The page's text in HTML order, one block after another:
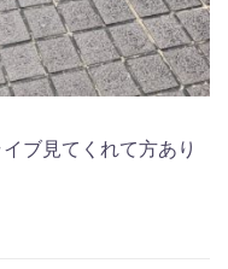
ブ見てくれて方あり